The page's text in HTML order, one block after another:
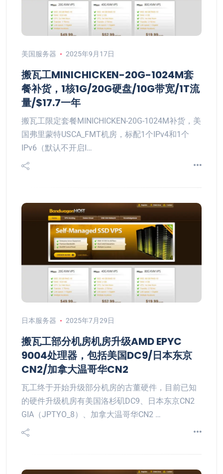
美国服务器 2025年9月17日
搬瓦工MINICHICKEN-20G-1024M套
餐补货，1核1G/20G硬盘/10G带宽/1T流
量/$17.7一年
搬瓦工限定套餐MINICHICKEN-20G-1024M补货，美
国弗里蒙特USCA_FMT机房，标配1个IPv4和1个
IPv6（默认不开启I…
日本服务器 2025年7月29日
搬瓦工部分机房机房升级AMD EPYC
9004处理器，包括美国DC9/日本东京
CN2/加拿大温哥华CN2
瓦工终于开始升级部分机房的古董硬件，目前已知
的硬件升级机房有美国洛杉矶DC9、日本东京CN2
GIA（JPTYO_8）、加拿大温哥华CN2 …